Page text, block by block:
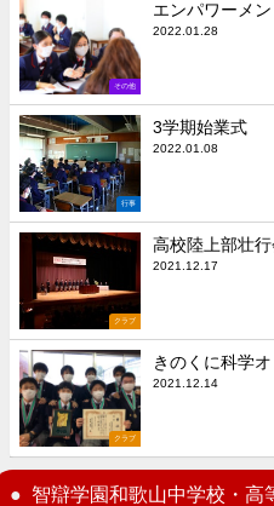
その他
エンパワーメ
2022.01.28
行事
3学期始業式
2022.01.08
クラブ
高校陸上部壮
2021.12.17
クラブ
きのくに科学
2021.12.14
智辯学園和歌山中学校・高